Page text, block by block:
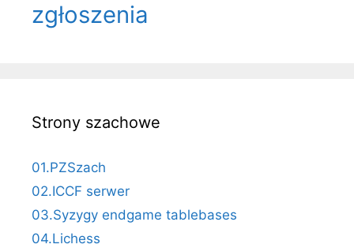
zgłoszenia
Strony szachowe
01.PZSzach
02.ICCF serwer
03.Syzygy endgame tablebases
04.Lichess